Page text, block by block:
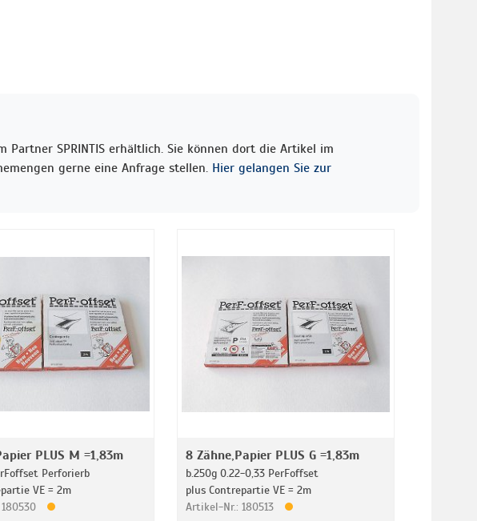
SPRINTIS erhältlich. Sie können dort die Artikel im
gerne eine Anfrage stellen. Hier gelangen Sie zur
PLUS M =1,83m
Perforierb
VE = 2m
8 Zähne,Papier PLUS G =1,83m
b.250g 0.22-0,33 PerFoffset
plus Contrepartie VE = 2m
Artikel-Nr.: 180513